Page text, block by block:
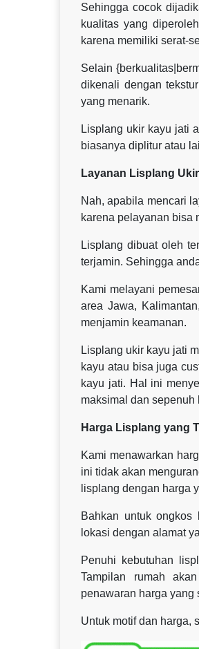
Sehingga cocok
kualitas yang
karena memiliki serat-
Selain
dikenali dengan
yang menarik.
Lisplang ukir kayu jati
biasanya diplitur atau
Layanan Lisplang
Nah, apabila mencari
karena pelayanan bisa
Lisplang dibuat oleh
terjamin. Sehingga
Kami melayani
area Jawa,
menjamin keamanan.
Lisplang ukir kayu jati
kayu atau bisa juga
kayu jati. Hal ini
maksimal dan sepenuh
Harga Lisplang yang
Kami menawarkan
ini tidak akan
lisplang dengan harga
Bahkan untuk
lokasi dengan alamat
Penuhi kebutuhan
Tampilan rumah
penawaran harga yang
Untuk motif dan harga,